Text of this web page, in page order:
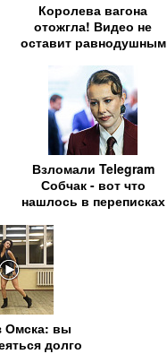
Королева вагона
отожгла! Видео не
оставит равнодушным
Взломали Telegram
Собчак - вот что
нашлось в переписках
Омска: вы
долго